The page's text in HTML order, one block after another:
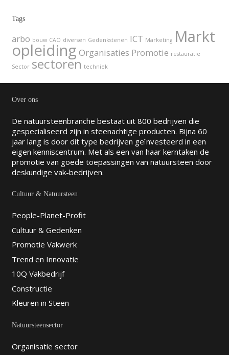
Tags
arbo bouw CAO diversen Gedenkstenen ICT Marketing Markt
opleiding Organisaties Promotie restauratie
Sector sectoren techniek
Over ons
De natuursteenbranche bestaat uit 800 bedrijven die
gespecialiseerd zijn in steenachtige producten. Bijna 60
jaar lang is door dit type bedrijven geïnvesteerd in een
eigen kenniscentrum. Met als een van haar kerntaken de
promotie van goede toepassingen van natuursteen door
deskundige vak-bedrijven.
Cultuur & Natuursteen
People-Planet-Profit
Cultuur & Gedenken
Promotie Vakwerk
Trend en Innovatie
10Q Vakbedrijf
Constructie
Kleuren in Steen
Natuursteensector
Organisatie sector